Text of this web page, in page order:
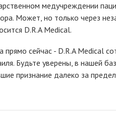
медучреждении
Может, но только через
D.R.A Medical.
сейчас - D.R.A Medical
Будьте уверены, в нашей
признание далеко за